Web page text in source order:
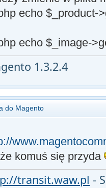
echo $_product-
echo $_image-
1.3.2.4
do Magento
komuś się przyda
transit.waw.pl -